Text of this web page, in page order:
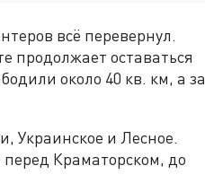
всё перевернул.
продолжает оставаться
около 40 кв. км, а за
Украинское и Лесное.
Краматорском, до